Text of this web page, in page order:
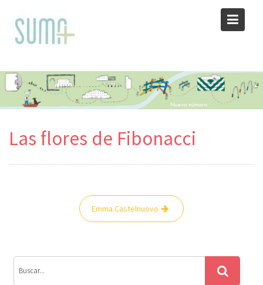
content
Las flores de Fibonacci
Navegación
Emma Castelnuovo